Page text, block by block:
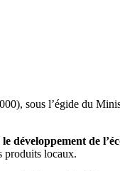
sous l’égide du
développement de
produits locaux.